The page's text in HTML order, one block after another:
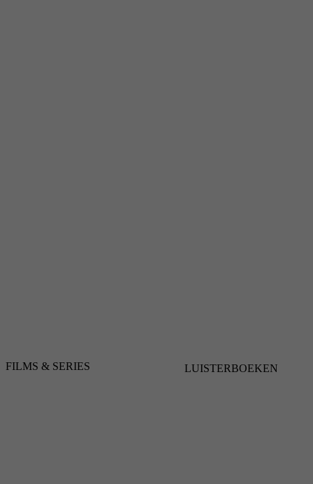
FILMS & SERIES LUISTERBOEKEN